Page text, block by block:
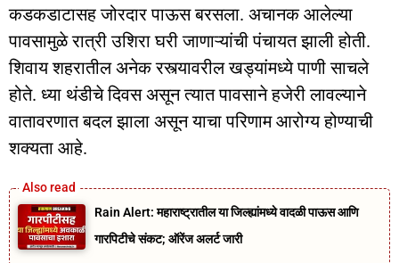
कडकडाटासह जोरदार पाऊस बरसला. अचानक आलेल्या
पावसामुळे रात्री उशिरा घरी जाणाऱ्यांची पंचायत झाली होती.
शिवाय शहरातील अनेक रस्त्यावरील खड्यांमध्ये पाणी साचले
होते. ध्या थंडीचे दिवस असून त्यात पावसाने हजेरी लावल्याने
वातावरणात बदल झाला असून याचा परिणाम आरोग्य होण्याची
शक्यता आहे.
Rain Alert: महाराष्ट्रातील या जिल्ह्यांमध्ये वादळी पाऊस आणि
गारपिटीचे संकट; ऑरेंज अलर्ट जारी